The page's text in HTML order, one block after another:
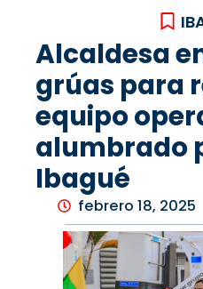
Alcaldesa
grúas para
equipo
alumbrado
Ibagué
febrero 18, 2025